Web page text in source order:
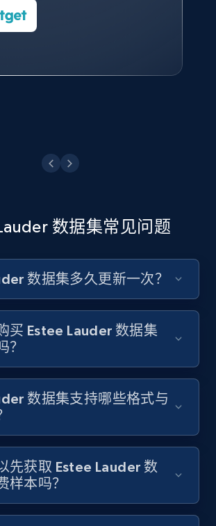
专家Cruz
Philippines Inc. 报告与分析、
Group 的 CTO
数据集常见问题
数据集多久更新一次？
买 Estee Lauder 数据集
？
数据集支持哪些格式与
先获取 Estee Lauder 数
样本吗？